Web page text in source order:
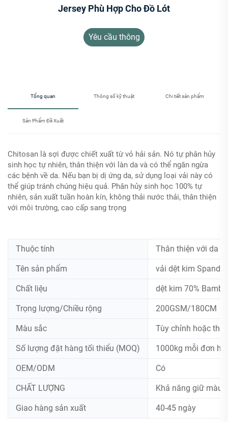
Jersey Phù Hợp Cho Đồ Lót
Yêu cầu thông
Tổng quan Thông số kỹ thuật Chi tiết sản phẩm
Sản Phẩm Đề Xuất
Chitosan là sợi được chiết xuất từ vỏ hải sản. Nó tự phân hủy
sinh học tự nhiên, thân thiện với làn da và có thể ngăn ngừa
các bệnh về da. Nếu bạn bị dị ứng da, sử dụng loại vải này có
thể giúp tránh chúng hiệu quả. Phân hủy sinh học 100% tự
nhiên, sản xuất tuần hoàn kín, không thải nước thải, thân thiện
với môi trường, cao cấp sang trọng
Thuộc tính Thân thiện với da
Tên sản phẩm vải dệt kim
Chất liệu dệt kim 70%
Trọng lượng/Chiều rộng 200GSM/180CM
Màu sắc Tùy chỉnh hoặc
Số lượng đặt hàng tối thiểu (MOQ) 1000kg mỗi đơn
OEM/ODM Có
CHẤT LƯỢNG Khả năng giữ màu
Giao hàng sản xuất 40-45 ngày